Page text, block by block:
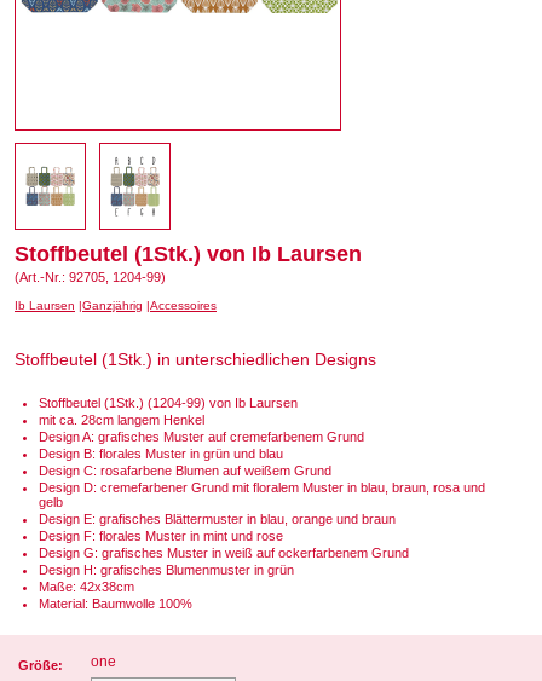
Stoffbeutel (1Stk.) von Ib Laursen
(Art.-Nr.: 92705, 1204-99)
Ib Laursen Ganzjährig Accessoires
Stoffbeutel (1Stk.) in unterschiedlichen Designs
Stoffbeutel (1Stk.) (1204-99) von Ib Laursen
mit ca. 28cm langem Henkel
Design A: grafisches Muster auf cremefarbenem Grund
Design B: florales Muster in grün und blau
Design C: rosafarbene Blumen auf weißem Grund
Design D: cremefarbener Grund mit floralem Muster in blau, braun, rosa und
gelb
Design E: grafisches Blättermuster in blau, orange und braun
Design F: florales Muster in mint und rose
Design G: grafisches Muster in weiß auf ockerfarbenem Grund
Design H: grafisches Blumenmuster in grün
Maße: 42x38cm
Material: Baumwolle 100%
Größe: one